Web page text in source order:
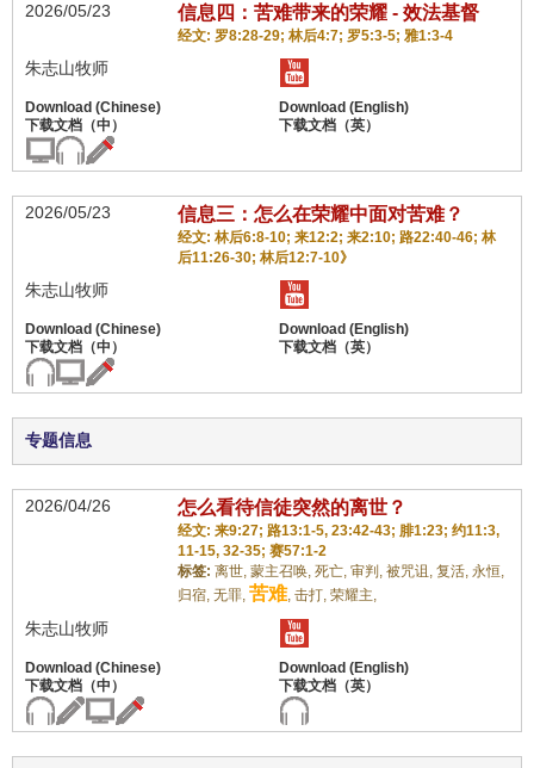
2026/05/23 信息四：苦难带来的荣耀 - 效法基督
经文: 罗8:28-29; 林后4:7; 罗5:3-5; 雅1:3-4
朱志山牧师
2026/05/23 信息三：怎么在荣耀中面对苦难？
经文: 林后6:8-10; 来12:2; 来2:10; 路22:40-46; 林
后11:26-30; 林后12:7-10》
朱志山牧师
专题信息
2026/04/26 怎么看待信徒突然的离世？
经文: 来9:27; 路13:1-5, 23:42-43; 腓1:23; 约11:3,
11-15, 32-35; 赛57:1-2
标签: 离世, 蒙主召唤, 死亡, 审判, 被咒诅, 复活, 永恒,
归宿, 无罪, 苦难, 击打, 荣耀主,
朱志山牧师